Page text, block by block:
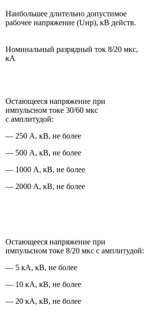
Наибольшее длительно допустимое
рабочее напряжение (Uнр), кВ действ.
Номинальный разрядный ток 8/20 мкс,
кА
Остающееся напряжение при
импульсном токе 30/60 мкс
с амплитудой:
— 250 А, кВ, не более
— 500 А, кВ, не более
— 1000 А, кВ, не более
— 2000 А, кВ, не более
Остающееся напряжение при
импульсном токе 8/20 мкс с амплитудой:
— 5 кА, кВ, не более
— 10 кА, кВ, не более
— 20 кА, кВ, не более